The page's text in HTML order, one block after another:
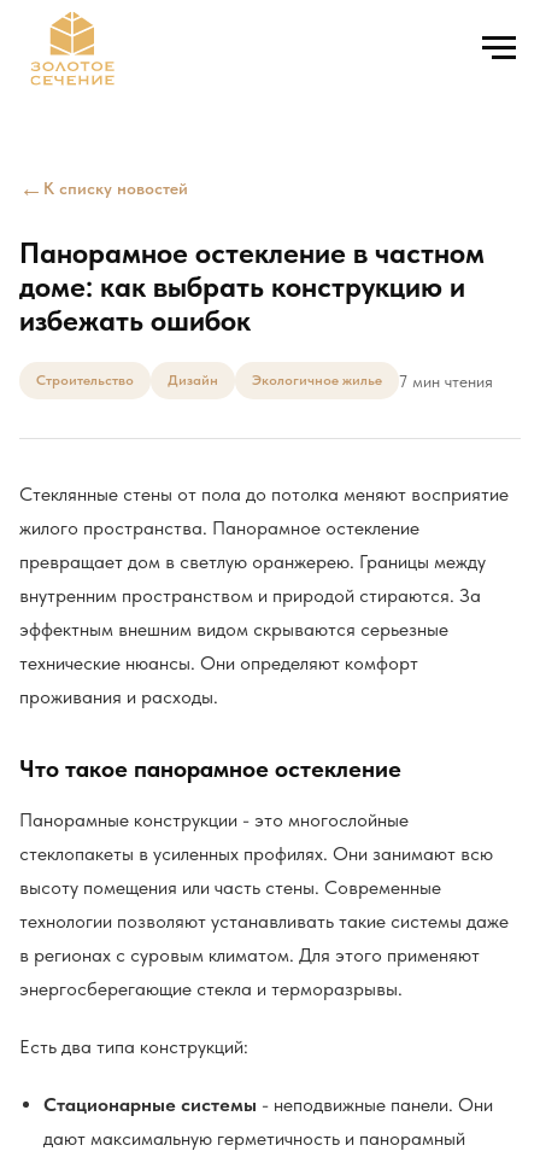
← К списку новостей
Панорамное остекление в частном
доме: как выбрать конструкцию и
избежать ошибок
Строительство Дизайн Экологичное жилье 7 мин чтения
Стеклянные стены от пола до потолка меняют восприятие
жилого пространства. Панорамное остекление
превращает дом в светлую оранжерею. Границы между
внутренним пространством и природой стираются. За
эффектным внешним видом скрываются серьезные
технические нюансы. Они определяют комфорт
проживания и расходы.
Что такое панорамное остекление
Панорамные конструкции - это многослойные
стеклопакеты в усиленных профилях. Они занимают всю
высоту помещения или часть стены. Современные
технологии позволяют устанавливать такие системы даже
в регионах с суровым климатом. Для этого применяют
энергосберегающие стекла и терморазрывы.
Есть два типа конструкций:
Стационарные системы - неподвижные панели. Они
дают максимальную герметичность и панорамный